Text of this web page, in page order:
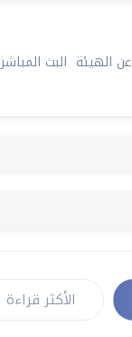
عن الهيئة البث المباشر
الأكثر قراءة